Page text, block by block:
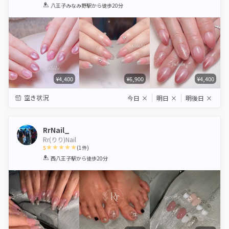
1 2 3 4 5
八王子みなみ野駅から徒歩20分
¥4,400 ¥6,900 ¥4,400
空き状況 今日 × 明日 × 明後日 ×
RrNail_
Rr(りり)Nail
5
1 2 3 4 5
(1件)
西八王子駅から徒歩20分